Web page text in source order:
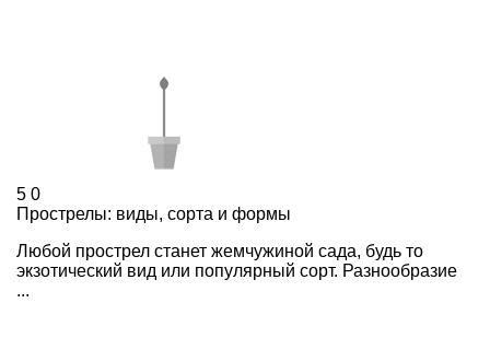
5 0
Прострелы: виды, сорта и формы
Любой прострел станет жемчужиной сада, будь то
экзотический вид или популярный сорт. Разнообразие
...